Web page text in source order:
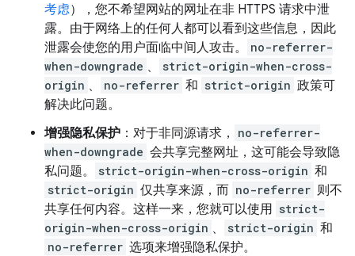
考虑），您不希望网站的网址在非 HTTPS 请求中泄
露。由于网络上的任何人都可以看到这些信息，因此
泄露会使您的用户面临中间人攻击。
no-referrer-
when-downgrade 、
strict-origin-when-cross-
origin 、 no-referrer 和 strict-origin 政策可
解决此问题。
增强隐私保护 ：对于非同源请求，
no-referrer-
when-downgrade 会共享完整网址，这可能会导致隐
私问题。
strict-origin-when-cross-origin 和
strict-origin 仅共享来源，而 no-referrer 则不
共享任何内容。这样一来，您就可以使用 strict-
origin-when-cross-origin 、 strict-origin 和
no-referrer 选项来增强隐私保护。